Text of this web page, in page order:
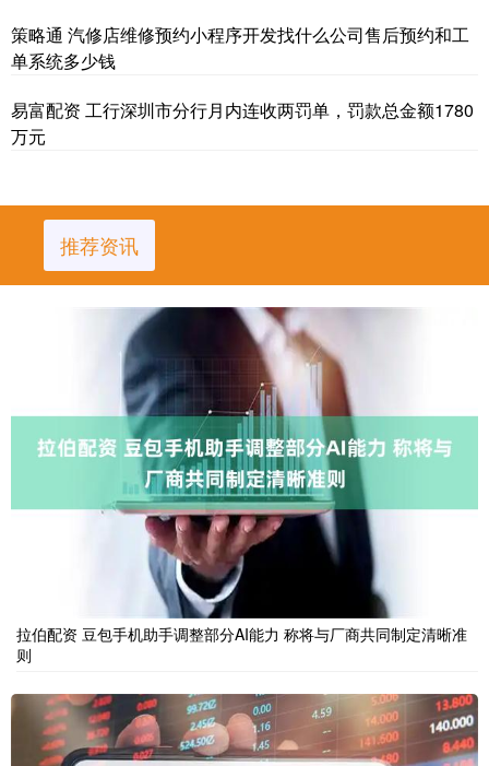
策略通 汽修店维修预约小程序开发找什么公司售后预约和工
单系统多少钱
易富配资 工行深圳市分行月内连收两罚单，罚款总金额1780
万元
推荐资讯
拉伯配资 豆包手机助手调整部分AI能力 称将与厂商共同制定清晰准
则